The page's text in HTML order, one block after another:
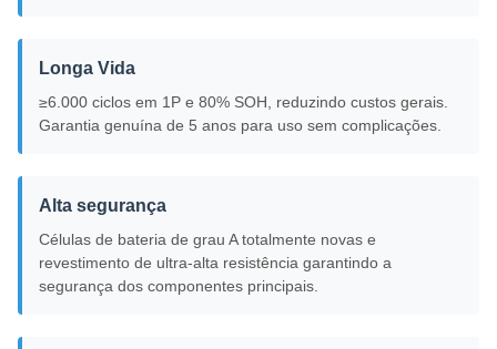
Longa Vida
≥6.000 ciclos em 1P e 80% SOH, reduzindo custos gerais.
Garantia genuína de 5 anos para uso sem complicações.
Alta segurança
Células de bateria de grau A totalmente novas e
revestimento de ultra-alta resistência garantindo a
segurança dos componentes principais.